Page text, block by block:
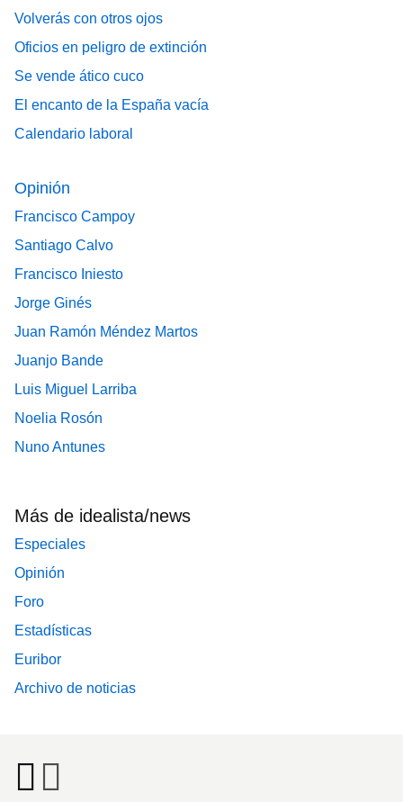
Volverás con otros ojos
Oficios en peligro de extinción
Se vende ático cuco
El encanto de la España vacía
Calendario laboral
Opinión
Francisco Campoy
Santiago Calvo
Francisco Iniesto
Jorge Ginés
Juan Ramón Méndez Martos
Juanjo Bande
Luis Miguel Larriba
Noelia Rosón
Nuno Antunes
Más de idealista/news
Especiales
Opinión
Foro
Estadísticas
Euribor
Archivo de noticias